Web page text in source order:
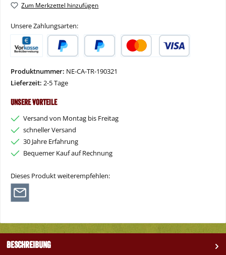
Zum Merkzettel hinzufügen
Unsere Zahlungsarten:
Produktnummer: NE-CA-TR-190321
Lieferzeit: 2-5 Tage
Unsere Vorteile
Versand von Montag bis Freitag
schneller Versand
30 Jahre Erfahrung
Bequemer Kauf auf Rechnung
Dieses Produkt weiterempfehlen:
Beschreibung